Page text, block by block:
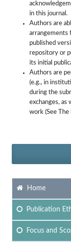
in this journal.
Authors are
arrangements
published
repository or
its initial
Authors are
(e.g., in
during the
exchanges, as
work (See
Home
Publication
Focusand